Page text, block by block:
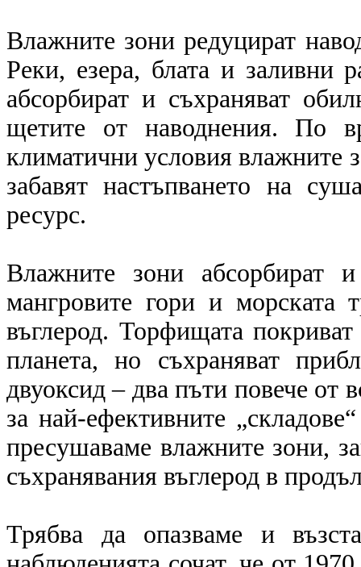
Влажните зони редуцират
Реки, езера, блата и заливни
абсорбират и съхраняват
щетите от наводнения. По
климатични условия влажните
забавят настъпването на
ресурс.
Влажните зони абсорбират
мангровите гори и морската
въглерод. Торфищата
планета, но съхраняват
двуоксид – два пъти повече от
за най-ефективните
пресушаваме влажните зони,
съхранявания въглерод в
Трябва да опазваме и